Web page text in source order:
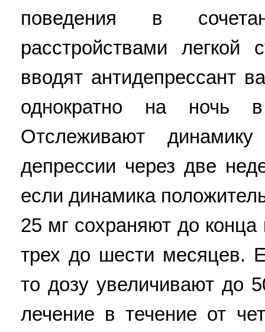
поведения в
расстройствами легкой
вводят антидепрессант
однократно на ночь
Отслеживают
депрессии через две
если динамика
25 мг сохраняют до конца
трех до шести месяцев.
то дозу увеличивают до
лечение в течение от